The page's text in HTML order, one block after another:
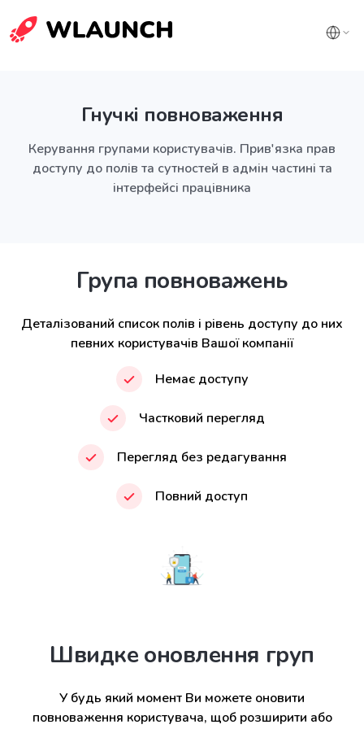
Гнучкі повноваження
Керування групами користувачів. Прив'язка прав
доступу до полів та сутностей в адмін частині та
інтерфейсі працівника
Група повноважень
Деталізований список полів і рівень доступу до них
певних користувачів Вашої компанії
Немає доступу
Частковий перегляд
Перегляд без редагування
Повний доступ
Швидке оновлення груп
У будь який момент Ви можете оновити
повноваження користувача, щоб розширити або